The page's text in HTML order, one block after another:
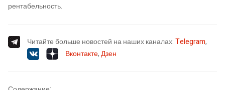
рентабельность.
Читайте больше новостей на наших каналах:Telegram,
Вконтакте,Дзен